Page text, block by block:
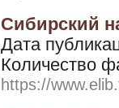
Сибирский
Дата
Количество
https://